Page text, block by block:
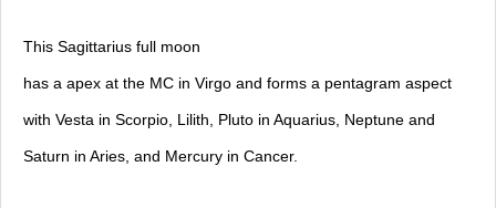
This Sagittarius full moon
has a apex at the MC in Virgo and forms a pentagram aspect
with Vesta in Scorpio, Lilith, Pluto in Aquarius, Neptune and
Saturn in Aries, and Mercury in Cancer.